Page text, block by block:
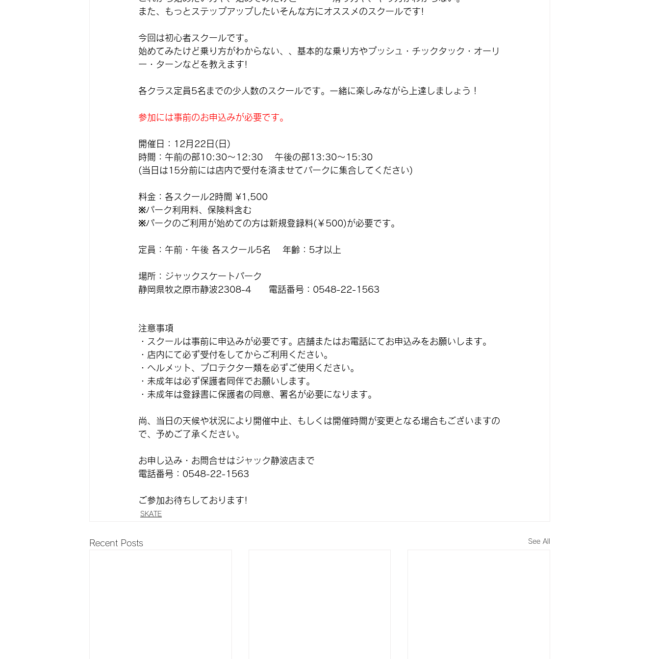
また、もっとステップアップしたいそんな方にオススメのスクールです!
今回は初心者スクールです。
始めてみたけど乗り方がわからない、、基本的な乗り方やプッシュ・チックタック・オーリ
ー・ターンなどを教えます!
各クラス定員5名までの少人数のスクールです。一緒に楽しみながら上達しましょう！
参加には事前のお申込みが必要です。
開催日：12月22日(日)
時間：午前の部10:30〜12:30 　午後の部13:30〜15:30
(当日は15分前には店内で受付を済ませてパークに集合してください)
料金：各スクール2時間 ¥1,500
※パーク利用料、保険料含む
※パークのご利用が始めての方は新規登録料(￥500)が必要です。
定員：午前・午後 各スクール5名 　年齢：5才以上
場所：ジャックスケートパーク
静岡県牧之原市静波2308-4　　電話番号：0548-22-1563
注意事項
・スクールは事前に申込みが必要です。店舗またはお電話にてお申込みをお願いします。
・店内にて必ず受付をしてからご利用ください。
・ヘルメット、プロテクター類を必ずご使用ください。
・未成年は必ず保護者同伴でお願いします。
・未成年は登録書に保護者の同意、署名が必要になります。
尚、当日の天候や状況により開催中止、もしくは開催時間が変更となる場合もございますの
で、予めご了承ください。
お申し込み・お問合せはジャック静波店まで
電話番号：0548-22-1563
ご参加お待ちしております!
SKATE
Recent Posts See All